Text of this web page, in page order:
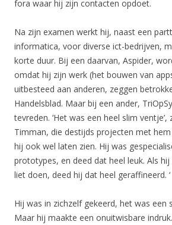
fora waar hij zijn contacten opdoet.
Na zijn examen werkt hij, naast een
informatica, voor diverse ict-bedrijven,
korte duur. Bij een daarvan, Aspider,
omdat hij zijn werk (het bouwen van
uitbesteed aan anderen, zeggen
Handelsblad. Maar bij een ander,
tevreden. ‘Het was een heel slim
Timman, die destijds projecten met hem
hij ook wel laten zien. Hij was
prototypes, en deed dat heel leuk. Als
liet doen, deed hij dat heel geraffineerd. ‘
Hij was in zichzelf gekeerd, het was een
Maar hij maakte een onuitwisbare